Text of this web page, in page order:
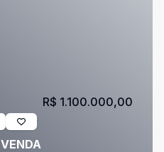
R$ 1.100.000,00